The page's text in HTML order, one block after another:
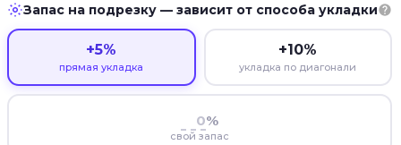
Запас на подрезку — зависит от способа укладки
+5%
прямая укладка
+10%
укладка по диагонали
%
свой запас